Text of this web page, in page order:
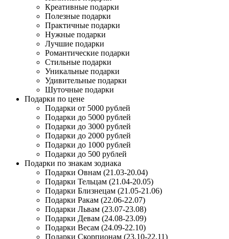
Креативные подарки
Полезные подарки
Практичные подарки
Нужные подарки
Лучшие подарки
Романтические подарки
Стильные подарки
Уникальные подарки
Удивительные подарки
Шуточные подарки
Подарки по цене
Подарки от 5000 рублей
Подарки до 5000 рублей
Подарки до 3000 рублей
Подарки до 2000 рублей
Подарки до 1000 рублей
Подарки до 500 рублей
Подарки по знакам зодиака
Подарки Овнам (21.03-20.04)
Подарки Тельцам (21.04-20.05)
Подарки Близнецам (21.05-21.06)
Подарки Ракам (22.06-22.07)
Подарки Львам (23.07-23.08)
Подарки Девам (24.08-23.09)
Подарки Весам (24.09-22.10)
Подарки Скорпионам (23.10-22.11)